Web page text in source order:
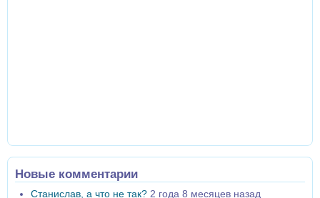
Новые комментарии
Станислав, а что не так? 2 года 8 месяцев назад